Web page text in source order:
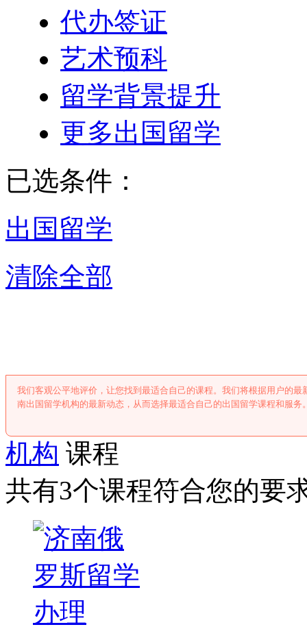
代办签证
艺术预科
留学背景提升
更多出国留学
已选条件：
出国留学
清除全部
我们客观公平地评价，让您找到最适合自己的课程。我们将根据用户的
南出国留学机构的最新动态，从而选择最适合自己的出国留学课程和服务
机构 课程
共有3个课程符合您的要